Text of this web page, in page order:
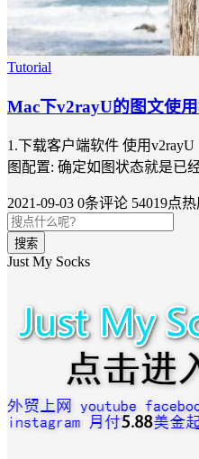
Tutorial
Mac下v2rayU的图文使
1.下载客户端软件 使用
图配置: 确定如图状态就是已
2021-09-03 0条评论 54019点
搜索
Just My Socks